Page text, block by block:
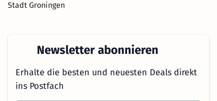
Stadt Groningen
Newsletter abonnieren
Erhalte die besten und neuesten Deals direkt
ins Postfach